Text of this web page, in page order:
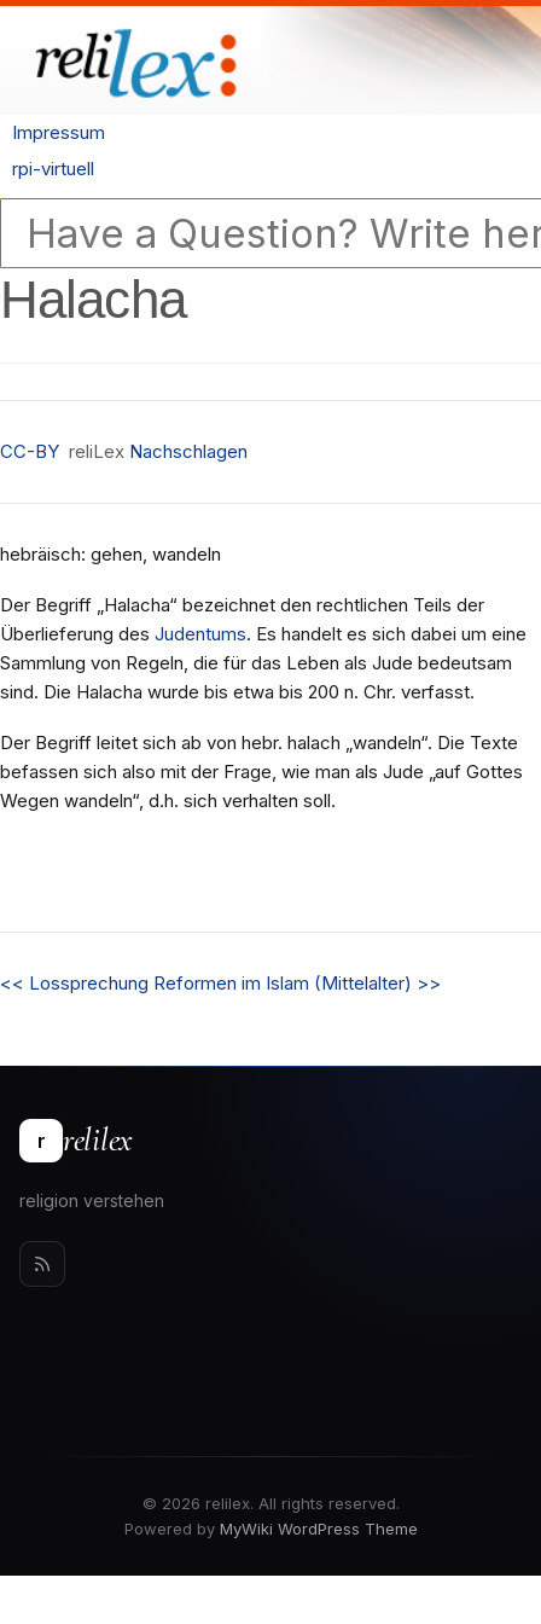
Impressum
rpi-virtuell
Halacha
CC-BY reliLex Nachschlagen
hebräisch: gehen, wandeln
Der Begriff „Halacha“ bezeichnet den rechtlichen Teils der
Überlieferung des Judentums. Es handelt es sich dabei um eine
Sammlung von Regeln, die für das Leben als Jude bedeutsam
sind. Die Halacha wurde bis etwa bis 200 n. Chr. verfasst.
Der Begriff leitet sich ab von hebr. halach „wandeln“. Die Texte
befassen sich also mit der Frage, wie man als Jude „auf Gottes
Wegen wandeln“, d.h. sich verhalten soll.
<< Lossprechung Reformen im Islam (Mittelalter) >>
r relilex
religion verstehen
© 2026 relilex. All rights reserved.
Powered by MyWiki WordPress Theme